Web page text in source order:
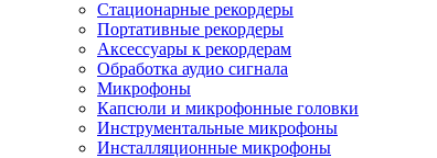
Стационарные рекордеры
Портативные рекордеры
Аксессуары к рекордерам
Обработка аудио сигнала
Микрофоны
Капсюли и микрофонные головки
Инструментальные микрофоны
Инсталляционные микрофоны